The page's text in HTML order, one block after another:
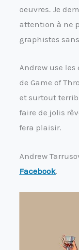
oeuvres. Je
attention à ne
graphistes
Andrew use les
de Game of
et surtout
faire de jolis
fera plaisir.
Andrew
Facebook.